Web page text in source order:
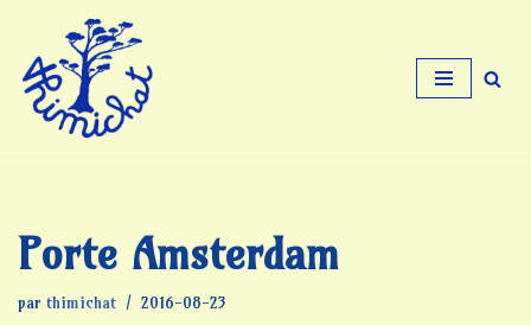
Aller
au
contenu
Porte Amsterdam
par thimichat 2016-08-23